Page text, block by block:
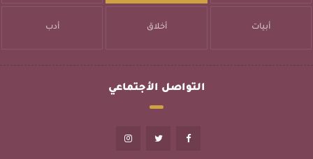
أبيات أخلاق أدب
التواصل الأجتماعي